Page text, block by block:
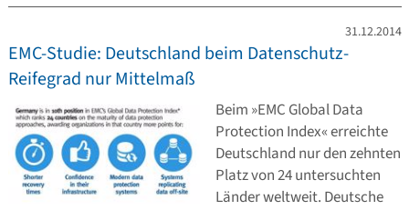
31.12.2014
EMC-Studie: Deutschland beim Datenschutz-
Reifegrad nur Mittelmaß
Beim »EMC Global Data
Protection Index« erreichte
Deutschland nur den zehnten
Platz von 24 untersuchten
Länder weltweit. Deutsche